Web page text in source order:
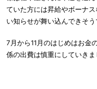
ていた方には昇給やボーナ
い知らせが舞い込んできそう
7月から11月のはじめはお金
係の出費は慎重にしていきま